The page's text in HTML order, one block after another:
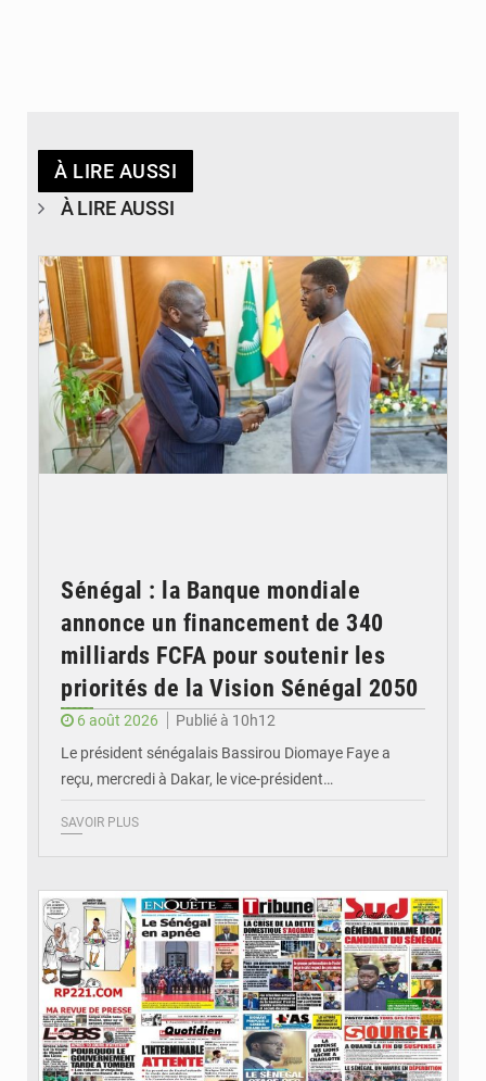
À LIRE AUSSI
À LIRE AUSSI
Sénégal : la Banque mondiale
annonce un financement de 340
milliards FCFA pour soutenir les
priorités de la Vision Sénégal 2050
6 août 2026
Publié à 10h12
Le président sénégalais Bassirou Diomaye Faye a
reçu, mercredi à Dakar, le vice-président…
SAVOIR PLUS